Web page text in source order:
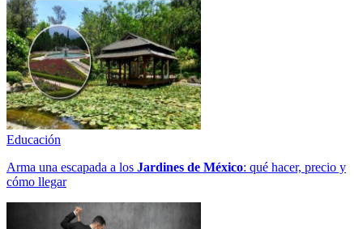
Educación
Arma una escapada a los Jardines de México: qué hacer, precio y
cómo llegar